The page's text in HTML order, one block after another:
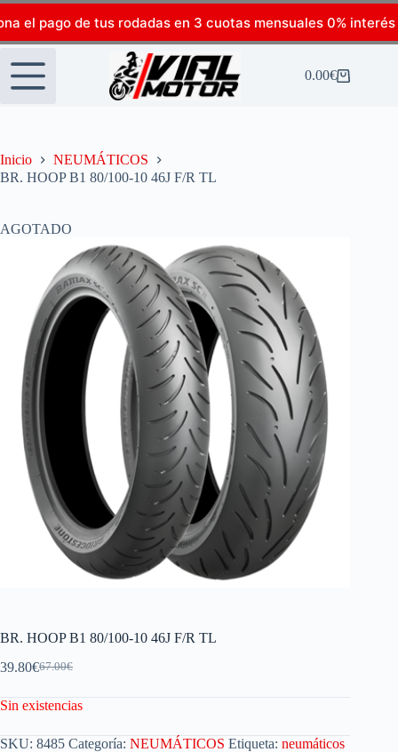
el pago de tus rodadas en 3 cuotas mensuales 0% interés
0.00€
Inicio
NEUMÁTICOS
BR. HOOP B1 80/100-10 46J F/R TL
AGOTADO
BR. HOOP B1 80/100-10 46J F/R TL
67.00€
39.80€
Sin existencias
SKU: 8485 Categoría: NEUMÁTICOS Etiqueta: neumáticos